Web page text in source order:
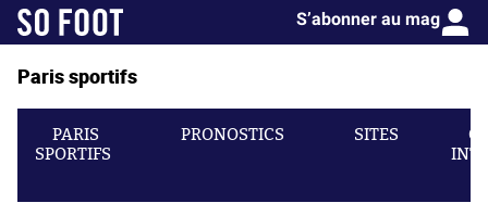
S’abonner au mag
Paris sportifs
PARIS
SPORTIFS
PRONOSTICS SITES